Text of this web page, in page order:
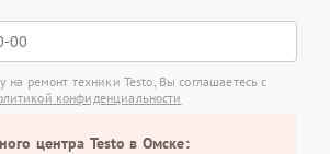
на ремонт техники Testo, Вы соглашаетесь с
конфиденциальности
центра Testo в Омске: